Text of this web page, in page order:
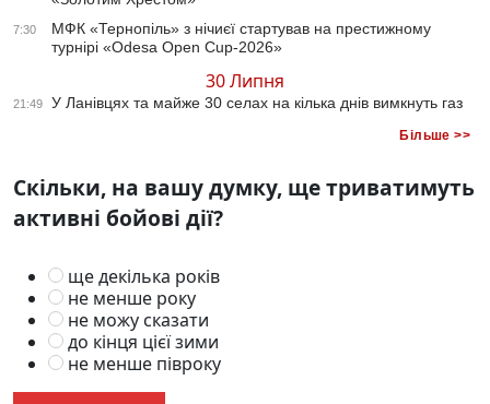
7:30
МФК «Тернопіль» з нічиєї стартував на престижному
турнірі «Odesa Open Cup-2026»
30 Липня
21:49 У Ланівцях та майже 30 селах на кілька днів вимкнуть газ
Більше >>
Скільки, на вашу думку, ще триватимуть
активні бойові дії?
ще декілька років
не менше року
не можу сказати
до кінця цієї зими
не менше півроку